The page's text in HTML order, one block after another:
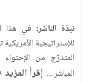
نبذة الناشر:في هذا
للإستراتيجية
المتدرّج من
المباشر.... إقرأ المزيد